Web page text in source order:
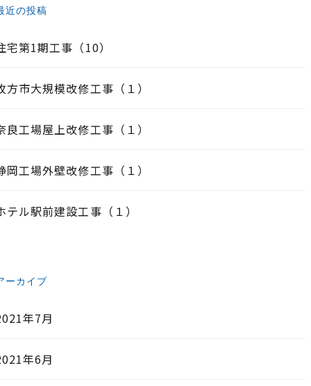
近の投稿
宅第1期工事（10）
方市大規模改修工事（１）
良工場屋上改修工事（１）
岡工場外壁改修工事（１）
テル駅前建設工事（１）
ーカイブ
年7月
年6月